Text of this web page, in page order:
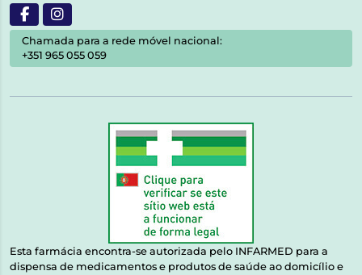
Chamada para a rede móvel nacional:
+351 965 055 059
Esta farmácia encontra-se autorizada pelo INFARMED para a
dispensa de medicamentos e produtos de saúde ao domicílio e